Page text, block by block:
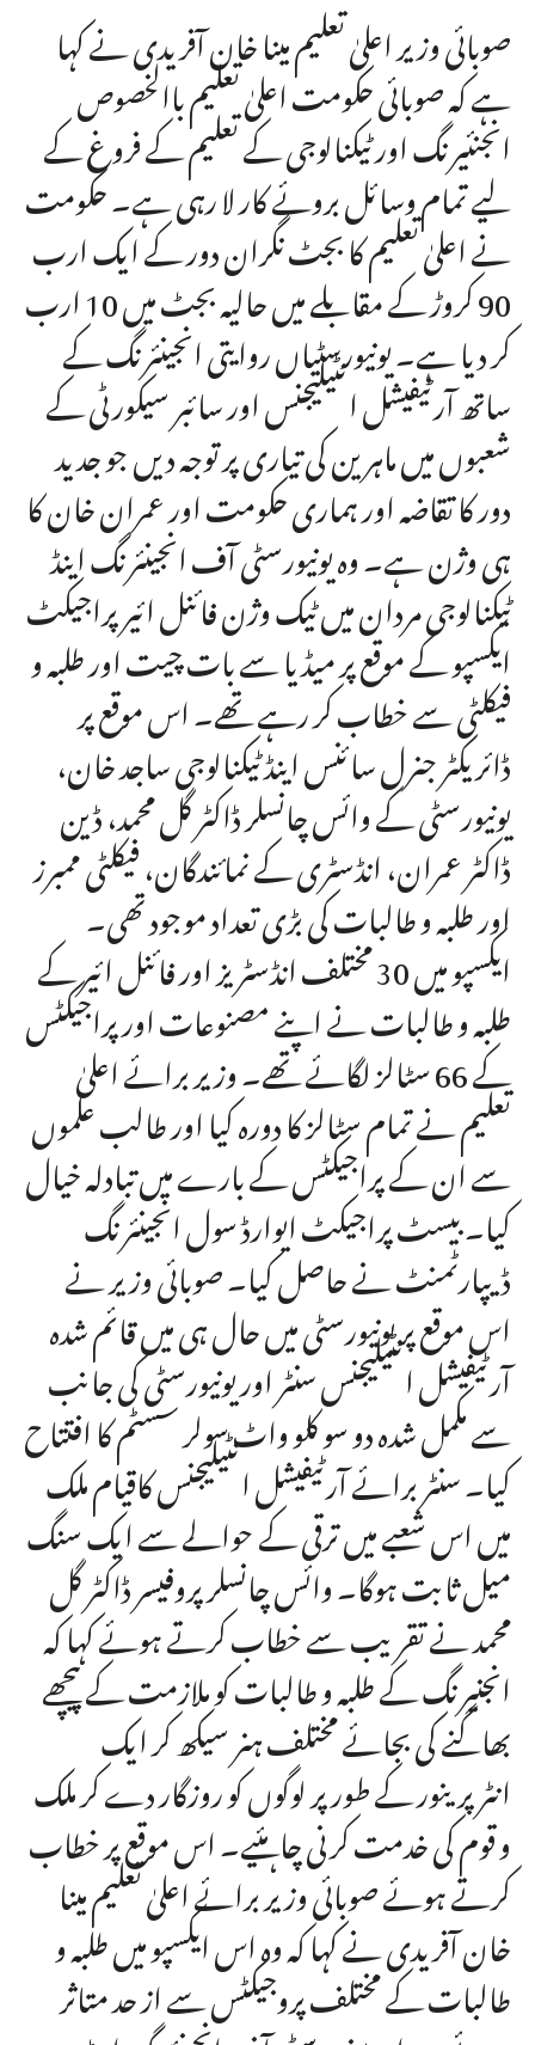
صوبائی وزیر اعلیٰ تعلیم مینا خان آفریدی نے کہا
ہے کہ صوبائی حکومت اعلیٰ تعلیم باالخصوص
انجنئیرنگ اور ٹیکنالوجی کے تعلیم کے فروغ کے
لیے تمام وسائل بروئے کار لا رہی ہے۔ حکومت
نے اعلیٰ تعلیم کا بجٹ نگران دور کے ایک ارب
90 کروڑ کے مقابلے میں حالیہ بجٹ میں 10 ارب
کر دیا ہے۔ یونیورسٹیاں روایتی انجینئرنگ کے
ساتھ آرٹیفیشل انٹیلیجنس اور سائبر سیکورٹی کے
شعبوں میں ماہرین کی تیاری پر توجہ دیں جو جدید
دور کا تقاضہ اور ہماری حکومت اور عمران خان کا
ہی وژن ہے۔ وہ یونیورسٹی آف انجینئرنگ اینڈ
ٹیکنالوجی مردان میں ٹیک وژن فائنل ائیر پراجیکٹ
ایکسپو کے موقع پر میڈیا سے بات چیت اور طلبہ و
فیکلٹی سے خطاب کر رہے تھے۔ اس موقع پر
ڈائریکٹر جنرل سائنس اینڈ ٹیکنالوجی ساجد خان،
یونیورسٹی کے وائس چانسلر ڈاکٹر گل محمد، ڈین
ڈاکٹر عمران، انڈسٹری کے نمائندگان، فیکلٹی ممبرز
اور طلبہ و طالبات کی بڑی تعداد موجود تھی۔
ایکسپو میں 30 مختلف انڈسٹریز اور فائنل ائیر کے
طلبہ و طالبات نے اپنے مصنوعات اور پراجیکٹس
کے 66 سٹالز لگائے تھے۔ وزیر برائے اعلیٰ
تعلیم نے تمام سٹالز کا دورہ کیا اور طالب علموں
سے ان کے پراجیکٹس کے بارے میں تبادلہ خیال
کیا۔ بیسٹ پراجیکٹ ایوارڈ سول انجینئرنگ
ڈیپارٹمنٹ نے حاصل کیا۔ صوبائی وزیر نے
اس موقع پر یونیورسٹی میں حال ہی میں قائم شدہ
آرٹیفیشل انٹیلیجنس سنٹر اور یونیورسٹی کی جانب
سے مکمل شدہ دو سو کلو واٹ سولر سسٹم کا افتتاح
کیا۔ سنٹر برائے آرٹیفیشل انٹیلیجنس کاقیام ملک
میں اس شعبے میں ترقی کے حوالے سے ایک سنگ
میل ثابت ہوگا۔ وائس چانسلر پروفیسر ڈاکٹر گل
محمد نے تقریب سے خطاب کرتے ہوئے کہا کہ
انجنیرنگ کے طلبہ و طالبات کو ملازمت کے پیچھے
بھاگنے کی بجائے مختلف ہنر سیکھ کر ایک
انٹرپرینور کے طور پر لوگوں کو روزگار دے کر ملک
و قوم کی خدمت کرنی چاہئیے۔ اس موقع پر خطاب
کرتے ہوئے صوبائی وزیر برائے اعلیٰ تعلیم مینا
خان آفریدی نے کہا کہ وہ اس ایکسپو میں طلبہ و
طالبات کے مختلف پروجیکٹس سے از حد متاثر